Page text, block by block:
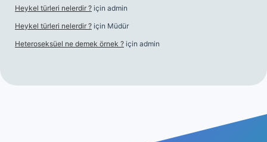
Heykel türleri nelerdir ? için admin
Heykel türleri nelerdir ? için Müdür
Heteroseksüel ne demek örnek ? için admin